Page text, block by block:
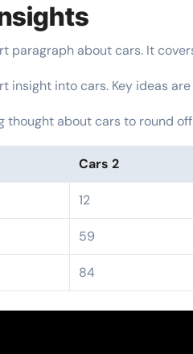
paragraph about cars. It
insight into cars. Key ideas
thought about cars to round
Cars 2
12
59
84